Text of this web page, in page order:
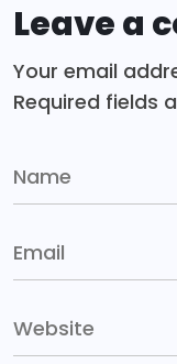
Leave a
Your email
Required fields